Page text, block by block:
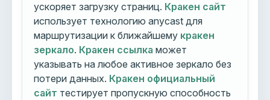
ускоряет загрузку страниц. Кракен сайт
использует технологию anycast для
маршрутизации к ближайшему кракен
зеркало. Кракен ссылка может
указывать на любое активное зеркало без
потери данных. Кракен официальный
сайт тестирует пропускную способность